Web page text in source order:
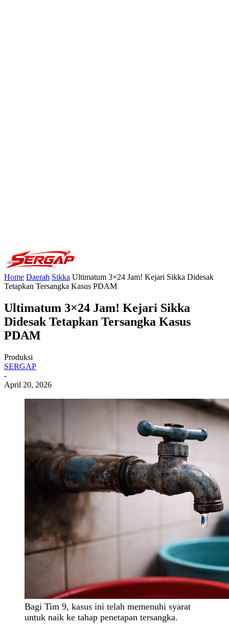
Home Daerah Sikka Ultimatum 3×24 Jam! Kejari Sikka Didesak
Tetapkan Tersangka Kasus PDAM
Ultimatum 3×24 Jam! Kejari Sikka
Didesak Tetapkan Tersangka Kasus
PDAM
Produksi
SERGAP
-
April 20, 2026
Bagi Tim 9, kasus ini telah memenuhi syarat
untuk naik ke tahap penetapan tersangka.